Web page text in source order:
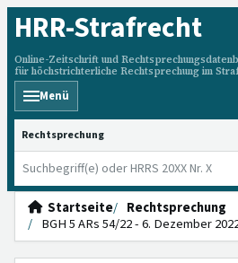
HRR-Strafrecht
Online-Zeitschrift und
für höchstrichterliche Rechtsprechung im
Menü
HRRS durchsuchen
Startseite
Rechtsprechung
BGH 5 ARs 54/22 - 6. Dezember